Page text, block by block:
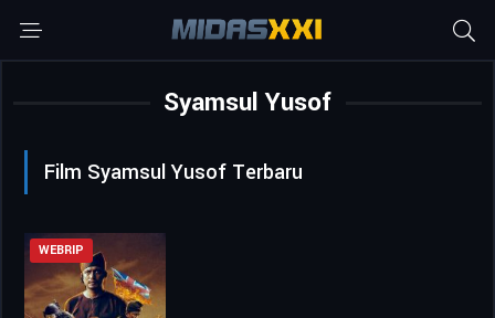
Syamsul Yusof
Film Syamsul Yusof Terbaru
WEBRIP